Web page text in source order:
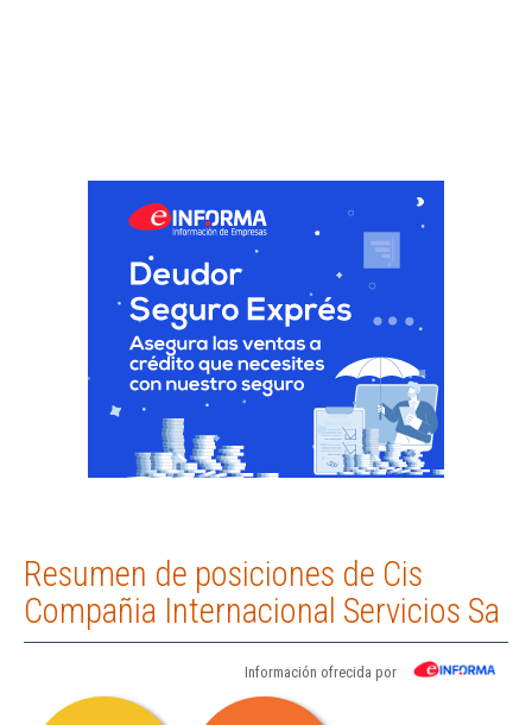
Resumen de posiciones de Cis
Compañia Internacional Servicios Sa
Información ofrecida por